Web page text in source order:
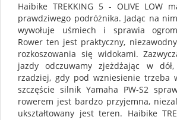
Haibike TREKKING 5 - OLIVE LOW
prawdziwego podróżnika. Jadąc na
wywołuje uśmiech i sprawia
Rower ten jest praktyczny,
rozkoszowania się widokami.
jazdy odczuwamy zjeżdżając w
rzadziej, gdy pod wzniesienie trzeba
szczęście silnik Yamaha PW-S2
rowerem jest bardzo przyjemna,
ukształtowany jest teren. Haibike